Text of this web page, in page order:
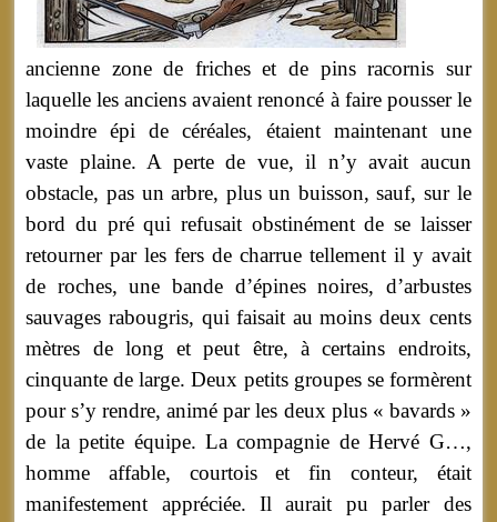
ancienne zone de friches et de pins racornis sur
laquelle les anciens avaient renoncé à faire pousser le
moindre épi de céréales, étaient maintenant une
vaste plaine. A perte de vue, il n’y avait aucun
obstacle, pas un arbre, plus un buisson, sauf, sur le
bord du pré qui refusait obstinément de se laisser
retourner par les fers de charrue tellement il y avait
de roches, une bande d’épines noires, d’arbustes
sauvages rabougris, qui faisait au moins deux cents
mètres de long et peut être, à certains endroits,
cinquante de large. Deux petits groupes se formèrent
pour s’y rendre, animé par les deux plus « bavards »
de la petite équipe. La compagnie de Hervé G…,
homme affable, courtois et fin conteur, était
manifestement appréciée. Il aurait pu parler des